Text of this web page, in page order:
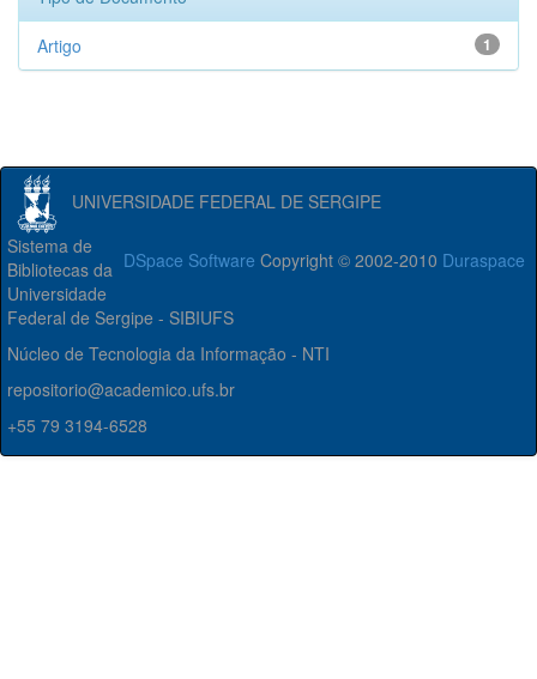
1
Artigo
UNIVERSIDADE FEDERAL DE SERGIPE
DSpace Software Copyright © 2002-2010 Duraspace
Sistema de
Bibliotecas da
Universidade
Federal de Sergipe - SIBIUFS
Núcleo de Tecnologia da Informação - NTI
repositorio@academico.ufs.br
+55 79 3194-6528